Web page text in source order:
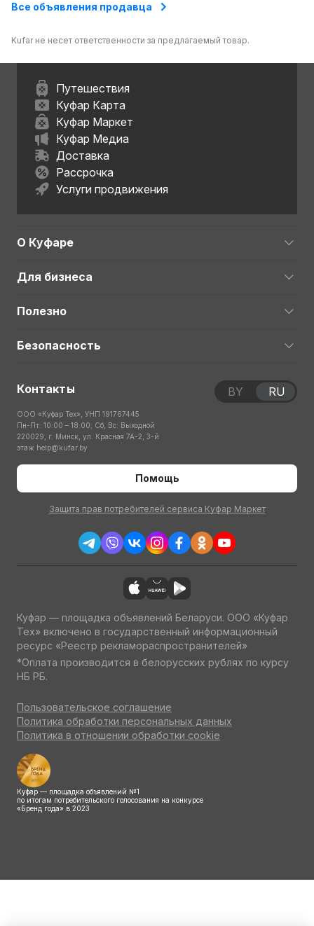
Все объявления продавца
Kufar не несет ответственности за предлагаемый товар.
Путешествия
Куфар Карта
Куфар Маркет
Куфар Медиа
Доставка
Рассрочка
Услуги продвижения
О Куфаре
Для бизнеса
Полезно
Безопасность
Контакты
ООО «Куфар Тех», УНП 191767445
Пн-Пт: 10:00 – 18:00; Сб, Вс: Выходной
220029, г. Минск, ул. Красная 7А-2, 3-й
этаж help@kufar.by
Помощь
Защита прав потребителей сервиса Куфар Маркет
BY RU
Куфар — площадка объявлений Беларуси. ООО «Куфар
Тех» включено в государственный информационный
ресурс «Реестр рекламораспространителей»
*Оплата производится в белорусских рублях по курсу
НБ РБ.
Пользовательское соглашение
Политика обработки персональных данных
Политика в отношении обработки cookie
Куфар — площадка объявлений №1
по итогам потребительского голосования на конкурсе
«Бренд года» в 2023